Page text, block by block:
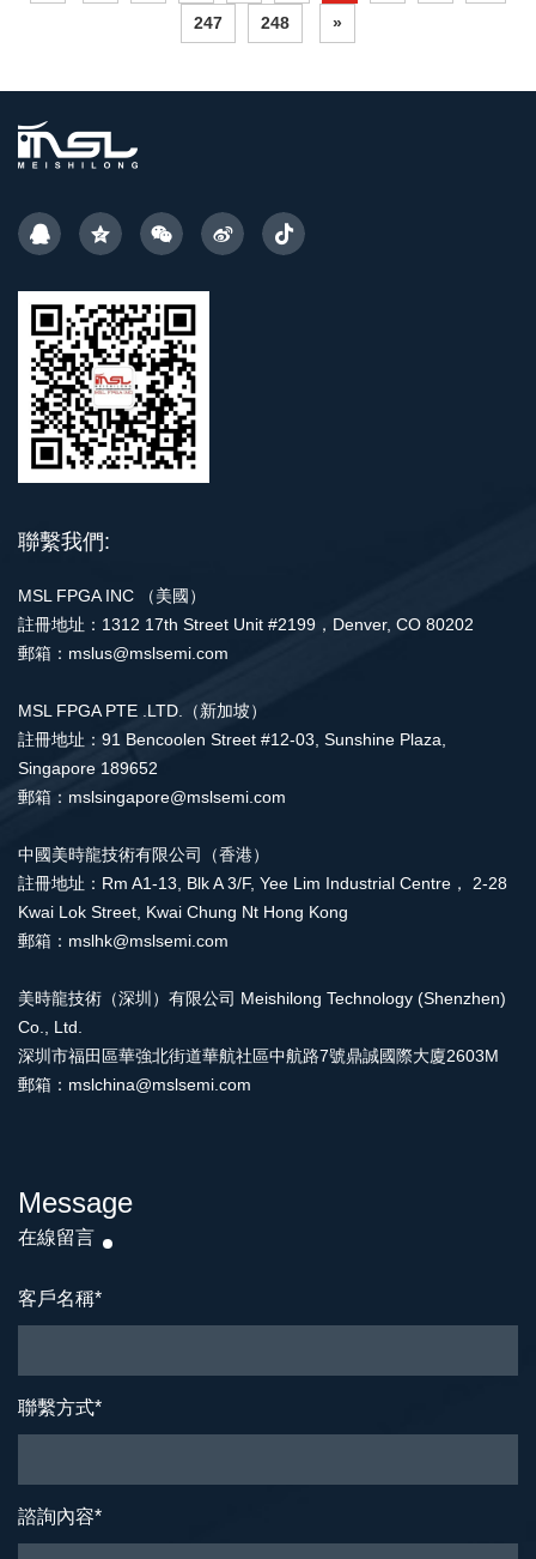
247 248 »
聯繫我們:
MSL FPGA INC （美國）
註冊地址：1312 17th Street Unit #2199，Denver, CO 80202
郵箱：mslus@mslsemi.com
MSL FPGA PTE .LTD.（新加坡）
註冊地址：91 Bencoolen Street #12-03, Sunshine Plaza,
Singapore 189652
郵箱：mslsingapore@mslsemi.com
中國美時龍技術有限公司（香港）
註冊地址：Rm A1-13, Blk A 3/F, Yee Lim Industrial Centre， 2-28
Kwai Lok Street, Kwai Chung Nt Hong Kong
郵箱：mslhk@mslsemi.com
美時龍技術（深圳）有限公司 Meishilong Technology (Shenzhen)
Co., Ltd.
深圳市福田區華強北街道華航社區中航路7號鼎誠國際大廈2603M
郵箱：mslchina@mslsemi.com
Message
在線留言
客戶名稱*
聯繫方式*
諮詢內容*